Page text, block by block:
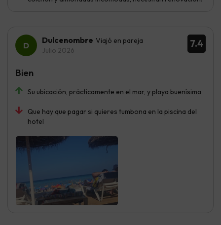
7.4
Dulcenombre Viajó en pareja
Julio 2026
Su ubicación, prácticamente en el mar, y playa buenísima
Que hay que pagar si quieres tumbona en la piscina del
hotel
Bien